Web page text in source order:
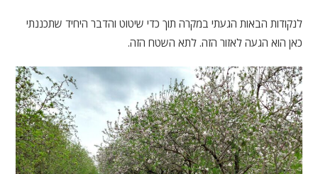
לנקודות הבאות הגעתי במקרה תוך כדי שיטוט והדבר היחיד שתכננתי
כאן הוא הגעה לאזור הזה. לתא השטח הזה.